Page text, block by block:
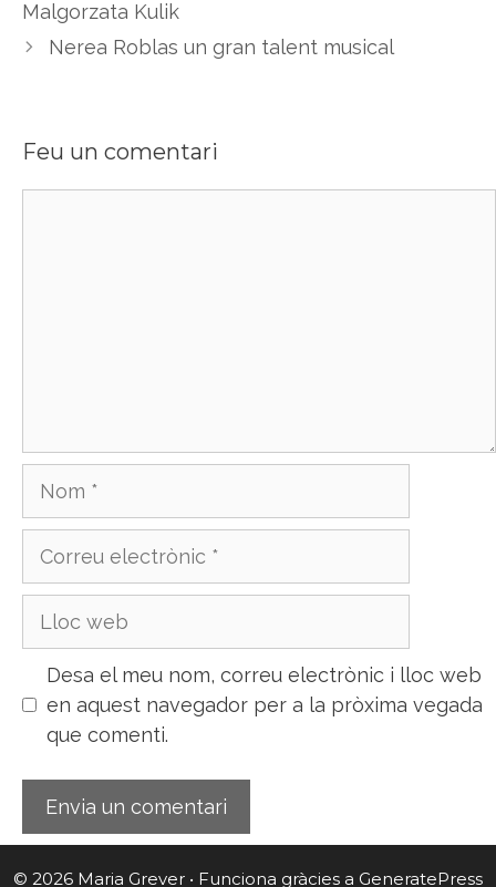
Malgorzata Kulik
Nerea Roblas un gran talent musical
Feu un comentari
Nom
Correu
Lloc
Desa el meu nom, correu electrònic i lloc web
en aquest navegador per a la pròxima vegada
que comenti.
© 2026 Maria Grever • Funciona gràcies a GeneratePress